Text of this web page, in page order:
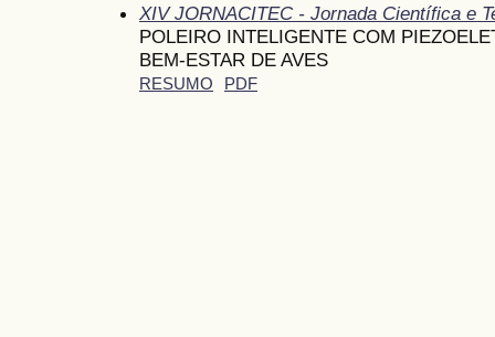
XIV JORNACITEC - Jornada Científica e
POLEIRO INTELIGENTE COM
BEM-ESTAR DE AVES
RESUMO PDF